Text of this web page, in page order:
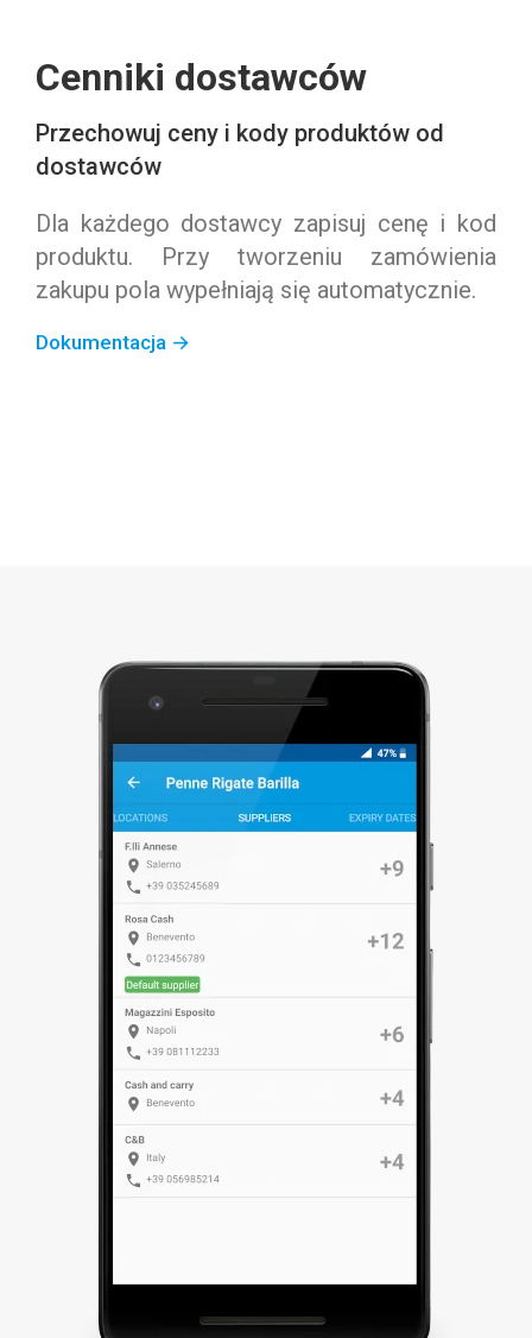
Cenniki dostawców
Przechowuj ceny i kody produktów od
dostawców
Dla każdego dostawcy zapisuj cenę i kod
produktu. Przy tworzeniu zamówienia
zakupu pola wypełniają się automatycznie.
Dokumentacja